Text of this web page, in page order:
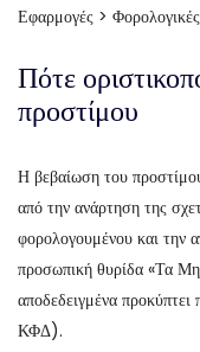
Εφαρμογές >
Πότε
προστίμου
Η βεβαίωση του
από την ανάρτηση της
φορολογουμένου και την
προσωπική θυρίδα «Τα
αποδεδειγμένα
ΚΦΔ).